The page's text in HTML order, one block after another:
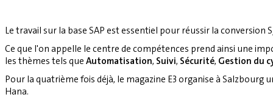
Le travail sur la base SAP est essentiel pour réussir la conversion
Ce que l'on appelle le centre de compétences prend ainsi une
les thèmes tels que Automatisation, Suivi, Sécurité, Gestion du
Pour la quatrième fois déjà, le magazine E3 organise à
Hana.